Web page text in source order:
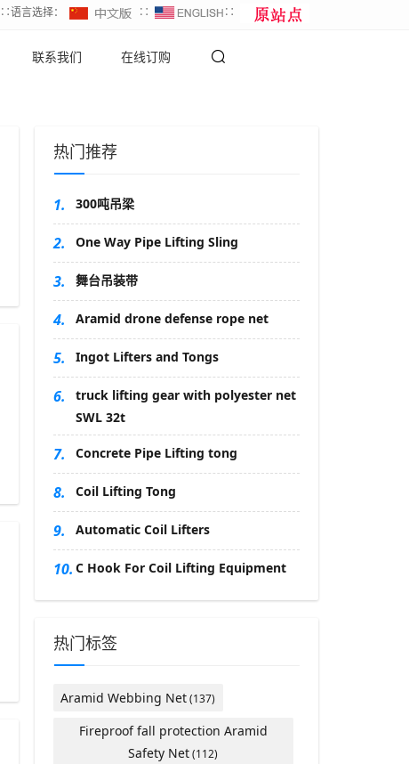
∷语言选择： ∷ ∷
联系我们 在线订购
热门推荐
1. 300吨吊梁
2. One Way Pipe Lifting Sling
3. 舞台吊装带
4. Aramid drone defense rope net
5. Ingot Lifters and Tongs
6.
truck lifting gear with polyester net
SWL 32t
7. Concrete Pipe Lifting tong
8. Coil Lifting Tong
9. Automatic Coil Lifters
10. C Hook For Coil Lifting Equipment
热门标签
Aramid Webbing Net(137)
Fireproof fall protection Aramid
Safety Net(112)